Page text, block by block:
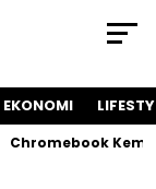
EKONOMI
Chromebook